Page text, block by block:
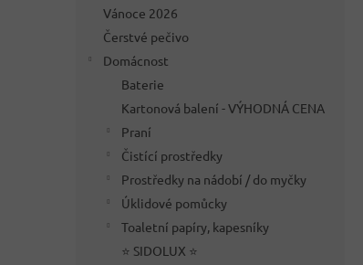
Vánoce 2026
Čerstvé pečivo
Domácnost
Baterie
Kartonová balení - VÝHODNÁ CENA
Praní
Čistící prostředky
Prostředky na nádobí / do myčky
Úklidové pomůcky
Toaletní papíry, kapesníky
⭐ SIDOLUX ⭐